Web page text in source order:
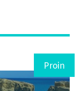
Proin